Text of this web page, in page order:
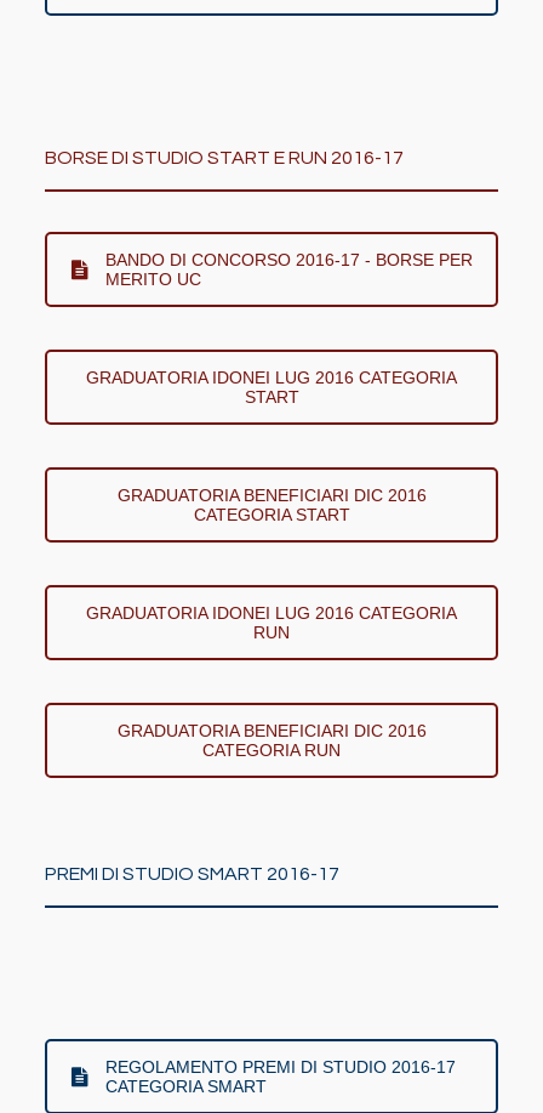
BORSE DI STUDIO START E RUN 2016-17
BANDO DI CONCORSO 2016-17 - BORSE PER
MERITO UC
GRADUATORIA IDONEI LUG 2016 CATEGORIA
START
GRADUATORIA BENEFICIARI DIC 2016
CATEGORIA START
GRADUATORIA IDONEI LUG 2016 CATEGORIA
RUN
GRADUATORIA BENEFICIARI DIC 2016
CATEGORIA RUN
PREMI DI STUDIO SMART 2016-17
REGOLAMENTO PREMI DI STUDIO 2016-17
CATEGORIA SMART